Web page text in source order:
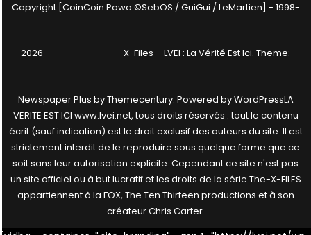
Copyright [CoinCoin Powa ©SebOS / GuiGui / LeMartien] - 1998-
2026 X-Files – LVEI : La Vérité Est Ici. Theme:
Newspaper Plus byThemecentury. Powered byWordPressLA
VERITE EST ICI www.lvei.net, tous droits réservés : tout le contenu
écrit (sauf indication) est le droit exclusif des auteurs du site. Il est
strictement interdit de le reproduire sous quelque forme que ce
soit sans leur autorisation explicite. Cependant ce site n'est pas
un site officiel ou à but lucratif et les droits de la série The-X-FILES
appartiennent à la FOX, The Ten Thirteen productions et à son
créateur Chris Carter.